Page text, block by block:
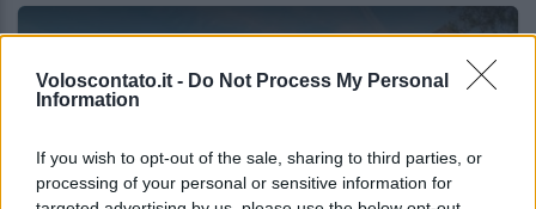
Voloscontato.it - Do Not Process My Personal
Information
If you wish to opt-out of the sale, sharing to third parties, or
processing of your personal or sensitive information for